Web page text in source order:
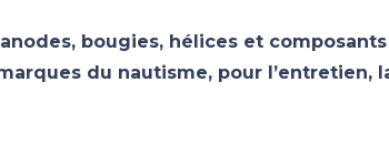
bougies, hélices et composants
du nautisme, pour l’entretien,